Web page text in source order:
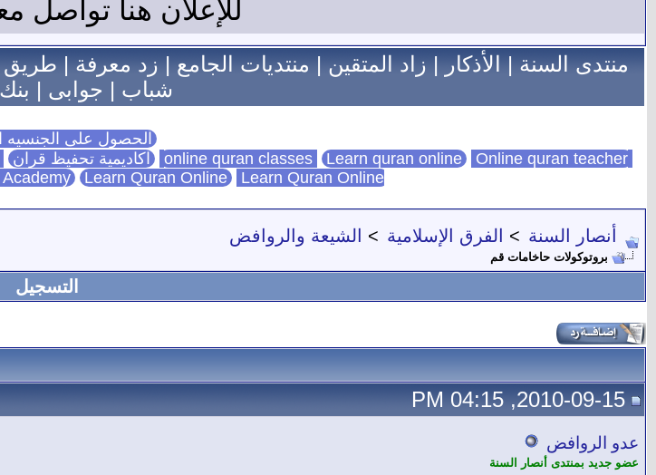
للإعلان هنا تواصل
منتدى السنة|الأذكار|زاد المتقين|منتديات الجامع|زد معرفة|طريق
شباب | جوابى |
الحصول على الجنسيه
Learn quran online Online quran teacher اكاديمية تحفيظ قران
Learn Quran Online Learn Quran Online
أنصار السنة > الفرق الإسلامية > الشيعة والروافض
بروتوكولات حاخامات قم
التسجيل
2010-09-15, 04:15 PM
عدو الروافض
عضو جديد بمنتدى أنصار السنة